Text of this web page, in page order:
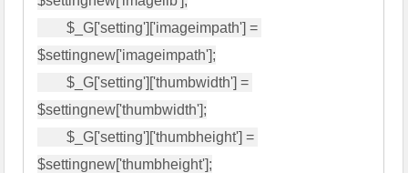
        $_G['setting']['imageimpath'] =
$settingnew['imageimpath'];
        $_G['setting']['thumbwidth'] =
$settingnew['thumbwidth'];
        $_G['setting']['thumbheight'] =
$settingnew['thumbheight'];